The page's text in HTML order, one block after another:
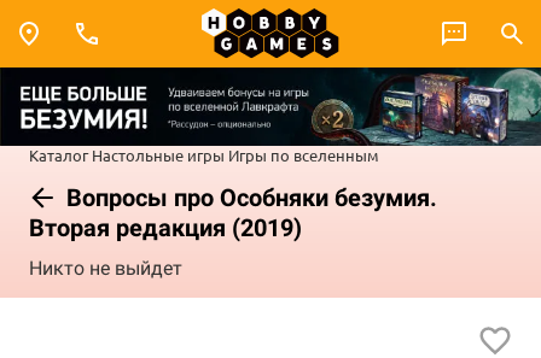
Каталог Настольные игры Игры по вселенным
Вопросы про Особняки безумия.
Вторая редакция (2019)
Никто не выйдет